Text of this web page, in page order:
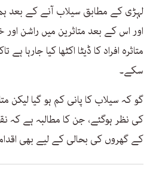
لہڑی کے مطابق سیلاب آنے کے بعد
اور اس کے بعد متاثرین میں راشن اور
متاثرہ افراد کا ڈیٹا اکٹھا کیا جارہا
سکے۔
گو کہ سیلاب کا پانی کم ہو گیا لیکن
کی نظر ہوگئے، جن کا مطالبہ ہے کہ
کے گھروں کی بحالی کے لیے بھی